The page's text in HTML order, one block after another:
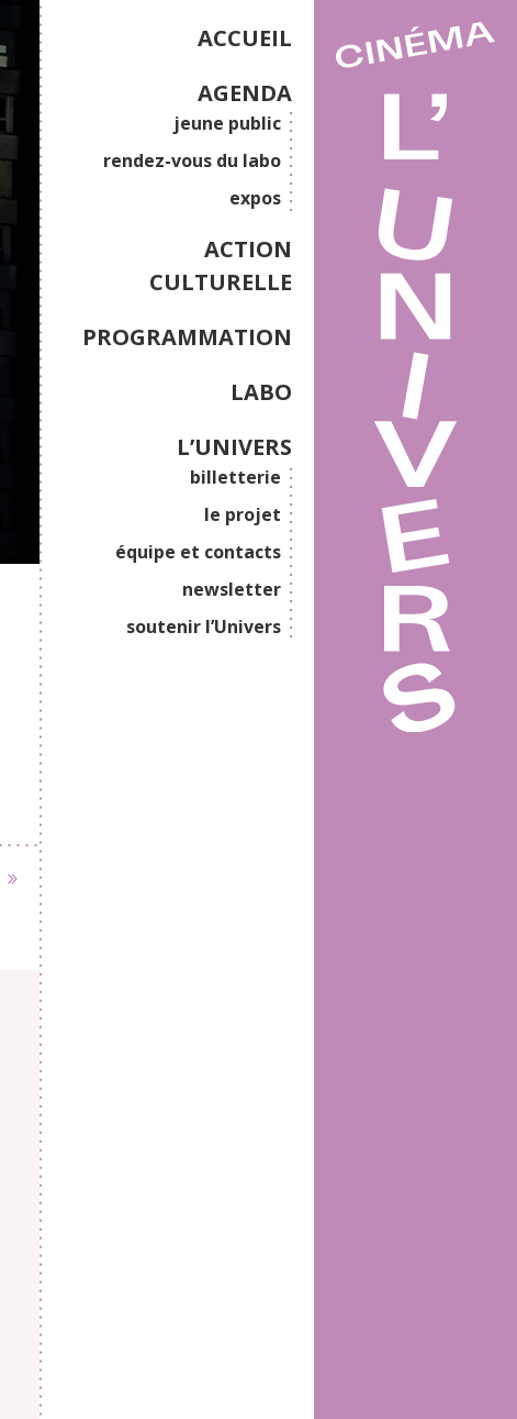
ACCUEIL
AGENDA
jeune public
rendez-vous du labo
expos
ACTION
CULTURELLE
PROGRAMMATION
LABO
L’UNIVERS
billetterie
le projet
équipe et contacts
newsletter
soutenir l’Univers